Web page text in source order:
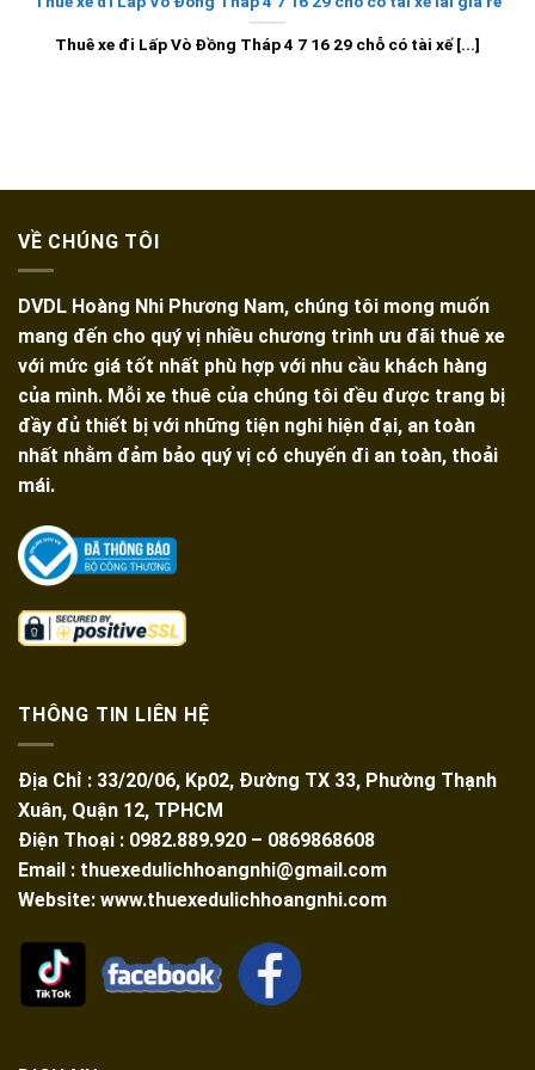
Thuê xe đi Lấp Vò Đồng Tháp 4 7 16 29 chỗ có tài xế [...]
VỀ CHÚNG TÔI
DVDL Hoàng Nhi Phương Nam, chúng tôi mong muốn
mang đến cho quý vị nhiều chương trình ưu đãi thuê xe
với mức giá tốt nhất phù hợp với nhu cầu khách hàng
của mình. Mỗi xe thuê của chúng tôi đều được trang bị
đầy đủ thiết bị với những tiện nghi hiện đại, an toàn
nhất nhằm đảm bảo quý vị có chuyến đi an toàn, thoải
mái.
THÔNG TIN LIÊN HỆ
Địa Chỉ : 33/20/06, Kp02, Đường TX 33, Phường Thạnh
Xuân, Quận 12, TPHCM
Điện Thoại : 0982.889.920 – 0869868608
Email : thuexedulichhoangnhi@gmail.com
Website: www.thuexedulichhoangnhi.com